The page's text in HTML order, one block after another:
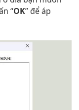
“OK” để áp